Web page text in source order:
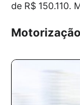
de R$ 150.110.
Motorização